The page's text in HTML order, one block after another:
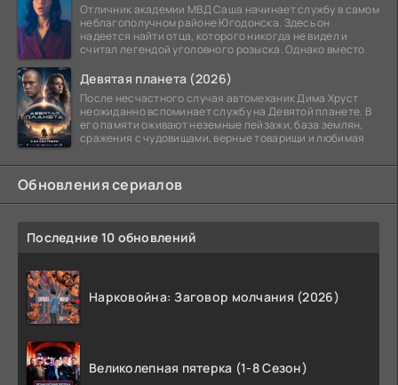
Отличник академии МВД Саша начинает службу в самом
неблагополучном районе Югодонска. Здесь он
надеется найти отца, которого никогда не видел и
считал легендой уголовного розыска. Однако вместо
Девятая планета (2026)
После несчастного случая автомеханик Дима Хруст
неожиданно вспоминает службу на Девятой планете. В
его памяти оживают неземные пейзажи, база землян,
сражения с чудовищами, верные товарищи и любимая
Обновления сериалов
Последние 10 обновлений
Нарковойна: Заговор молчания (2026)
Великолепная пятерка (1-8 Сезон)